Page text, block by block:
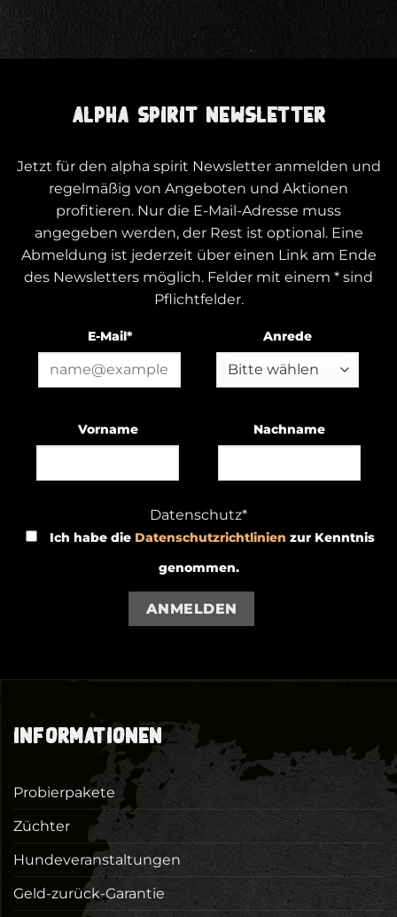
ALPHA SPIRIT NEWSLETTER
Jetzt für den alpha spirit Newsletter anmelden und
regelmäßig von Angeboten und Aktionen
profitieren. Nur die E-Mail-Adresse muss
angegeben werden, der Rest ist optional. Eine
Abmeldung ist jederzeit über einen Link am Ende
des Newsletters möglich. Felder mit einem * sind
Pflichtfelder.
E-Mail* Anrede
Vorname Nachname
Datenschutz*
Ich habe die Datenschutzrichtlinien zur Kenntnis
genommen.
ANMELDEN
INFORMATIONEN
Probierpakete
Züchter
Hundeveranstaltungen
Geld-zurück-Garantie